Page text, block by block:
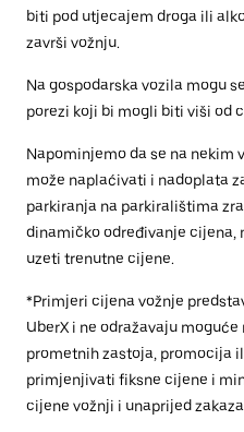
biti pod utjecajem droga ili
završi vožnju.
Na gospodarska vozila mogu
porezi koji bi mogli biti viši od
Napominjemo da se na nekim
može naplaćivati i nadoplata
parkiranja na parkiralištima
dinamičko određivanje cijena,
uzeti trenutne cijene.
*Primjeri cijena vožnje
UberX i ne odražavaju
prometnih zastoja, promocija
primjenjivati fiksne cijene i
cijene vožnji i unaprijed